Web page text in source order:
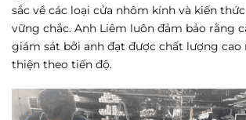
sắc về các loại cửa nhôm kính và kiến
vững chắc. Anh Liêm luôn đảm bảo rằng
giám sát bởi anh đạt được chất lượng cao
thiện theo tiến độ.